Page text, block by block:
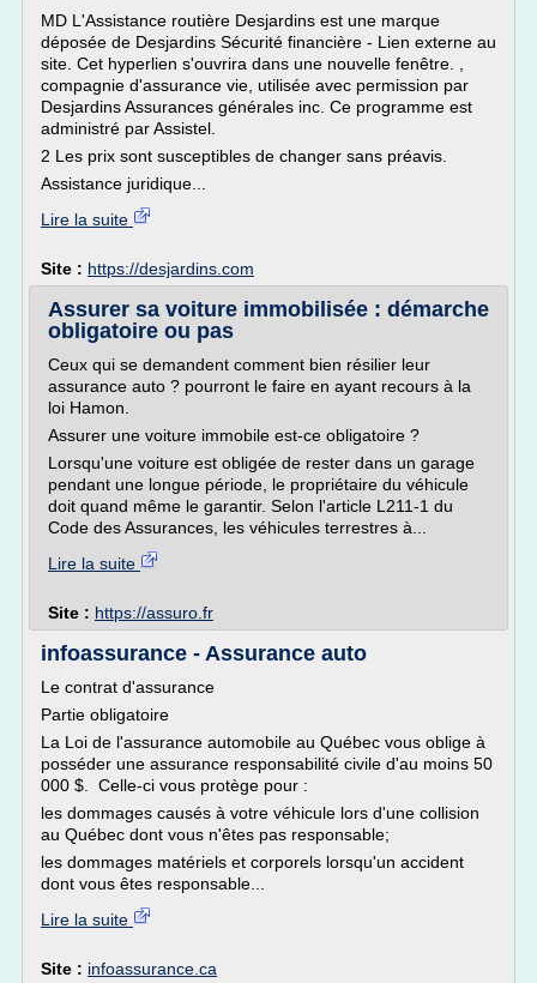
MD L'Assistance routière Desjardins est une marque
déposée de Desjardins Sécurité financière - Lien externe au
site. Cet hyperlien s'ouvrira dans une nouvelle fenêtre. ,
compagnie d'assurance vie, utilisée avec permission par
Desjardins Assurances générales inc. Ce programme est
administré par Assistel.
2 Les prix sont susceptibles de changer sans préavis.
Assistance juridique...
Lire la suite
Site : https://desjardins.com
Assurer sa voiture immobilisée : démarche
obligatoire ou pas
Ceux qui se demandent comment bien résilier leur
assurance auto ? pourront le faire en ayant recours à la
loi Hamon.
Assurer une voiture immobile est-ce obligatoire ?
Lorsqu'une voiture est obligée de rester dans un garage
pendant une longue période, le propriétaire du véhicule
doit quand même le garantir. Selon l'article L211-1 du
Code des Assurances, les véhicules terrestres à...
Lire la suite
Site : https://assuro.fr
infoassurance - Assurance auto
Le contrat d'assurance
Partie obligatoire
La Loi de l'assurance automobile au Québec vous oblige à
posséder une assurance responsabilité civile d'au moins 50
000 $. Celle-ci vous protège pour :
les dommages causés à votre véhicule lors d'une collision
au Québec dont vous n'êtes pas responsable;
les dommages matériels et corporels lorsqu'un accident
dont vous êtes responsable...
Lire la suite
Site : infoassurance.ca